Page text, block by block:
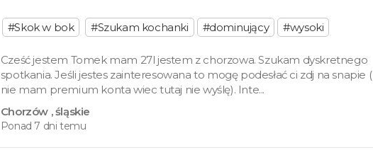
#Skok w bok #Szukam kochanki #dominujący #wysoki
Cześć jestem Tomek mam 27l jestem z chorzowa. Szukam dyskretnego
spotkania. Jeśli jestes zainteresowana to mogę podesłać ci zdj na snapie (
nie mam premium konta wiec tutaj nie wyślę). Inte...
Chorzów , śląskie
Ponad 7 dni temu